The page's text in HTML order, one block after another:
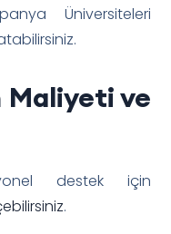
Üniversiteleri
Maliyeti ve
destek için
.